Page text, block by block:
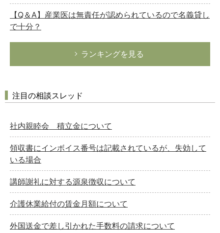
【Q＆A】産業医は無責任が認められているので名義貸し
で十分？
ランキングを見る
注目の相談スレッド
社内親睦会 積立金について
領収書にインボイス番号は記載されているが、失効して
いる場合
講師謝礼に対する源泉徴収について
介護休業給付の賃金月額について
外国送金で差し引かれた手数料の請求について